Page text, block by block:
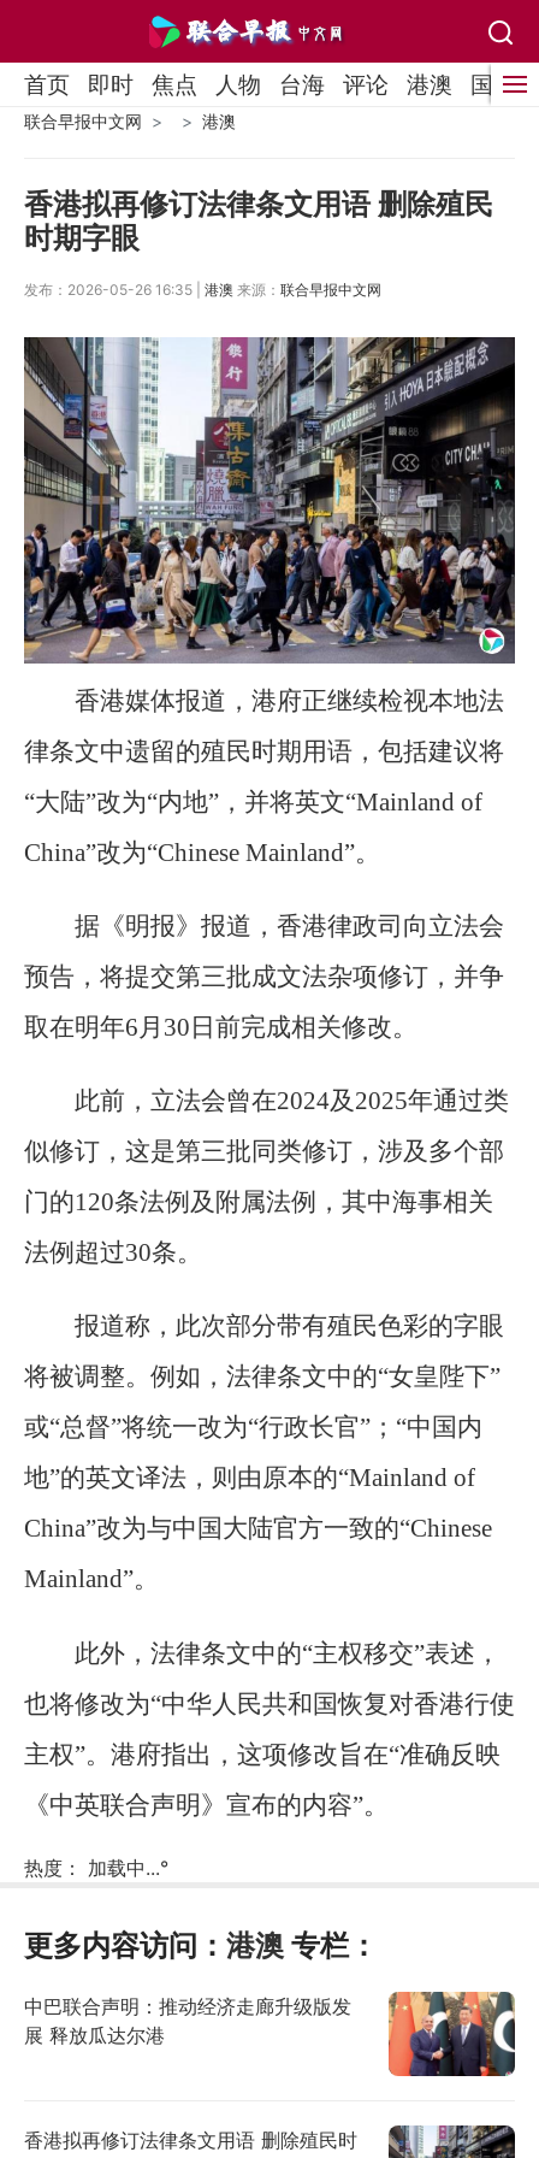
首页 即时 焦点 人物 台海 评论 港澳 国际
联合早报中文网 港澳
香港拟再修订法律条文用语 删除殖民
时期字眼
发布：2026-05-26 16:35 | 港澳 来源： 联合早报中文网
香港媒体报道，港府正继续检视本地法
律条文中遗留的殖民时期用语，包括建议将
“大陆”改为“内地”，并将英文“Mainland of
China”改为“Chinese Mainland”。
据《明报》报道，香港律政司向立法会
预告，将提交第三批成文法杂项修订，并争
取在明年6月30日前完成相关修改。
此前，立法会曾在2024及2025年通过类
似修订，这是第三批同类修订，涉及多个部
门的120条法例及附属法例，其中海事相关
法例超过30条。
报道称，此次部分带有殖民色彩的字眼
将被调整。例如，法律条文中的“女皇陛下”
或“总督”将统一改为“行政长官”；“中国内
地”的英文译法，则由原本的“Mainland of
China”改为与中国大陆官方一致的“Chinese
Mainland”。
此外，法律条文中的“主权移交”表述，
也将修改为“中华人民共和国恢复对香港行使
主权”。港府指出，这项修改旨在“准确反映
《中英联合声明》宣布的内容”。
热度： 加载中...°
更多内容访问： 港澳 专栏：
中巴联合声明：推动经济走廊升级版发
展 释放瓜达尔港
香港拟再修订法律条文用语 删除殖民时